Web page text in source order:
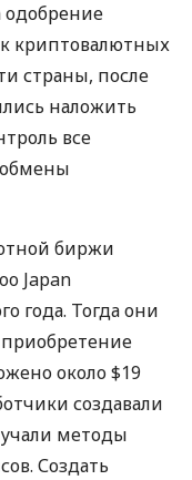
одобрение
криптовалютных
страны, после
наложить
все
биржи
Japan
года. Тогда они
приобретение
около $19
создавали
методы
Создать